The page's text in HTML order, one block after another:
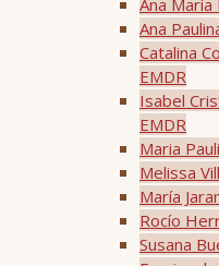
Ana
Ana
Catalina
EMDR
Isabel
EMDR
Maria
Melissa
María
Rocío
Susana